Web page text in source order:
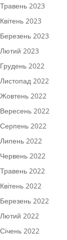
Травень 2023
Квітень 2023
Березень 2023
Лютий 2023
Грудень 2022
Листопад 2022
Жовтень 2022
Вересень 2022
Серпень 2022
Липень 2022
Червень 2022
Травень 2022
Квітень 2022
Березень 2022
Лютий 2022
Січень 2022